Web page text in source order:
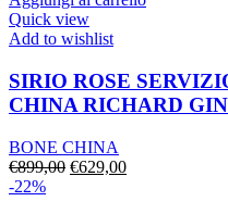
€498,00.
Quick view
Add to wishlist
SIRIO ROSE
CHINA RICHARD
BONE CHINA
€899,00 Il
€629,00Il
-22%